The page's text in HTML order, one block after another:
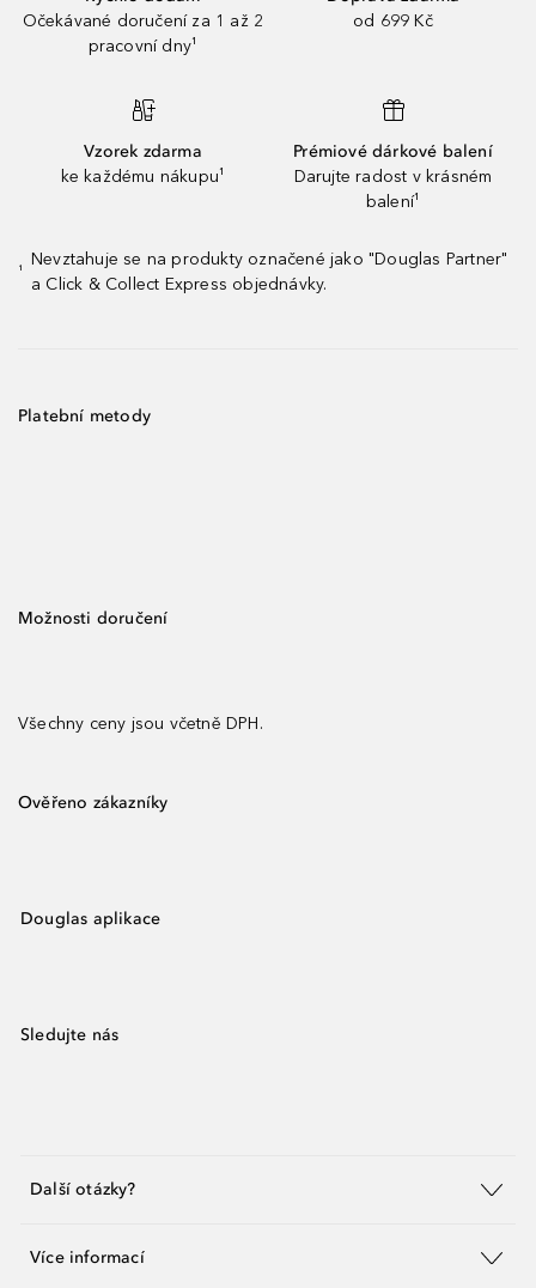
Očekávané doručení za 1 až 2
pracovní dny¹
od 699 Kč
Vzorek zdarma
ke každému nákupu¹
Prémiové dárkové balení
Darujte radost v krásném
balení¹
¹
Nevztahuje se na produkty označené jako "Douglas Partner"
a Click & Collect Express objednávky.
Platební metody
Možnosti doručení
Všechny ceny jsou včetně DPH.
Ověřeno zákazníky
Douglas aplikace
Sledujte nás
Další otázky?
Více informací